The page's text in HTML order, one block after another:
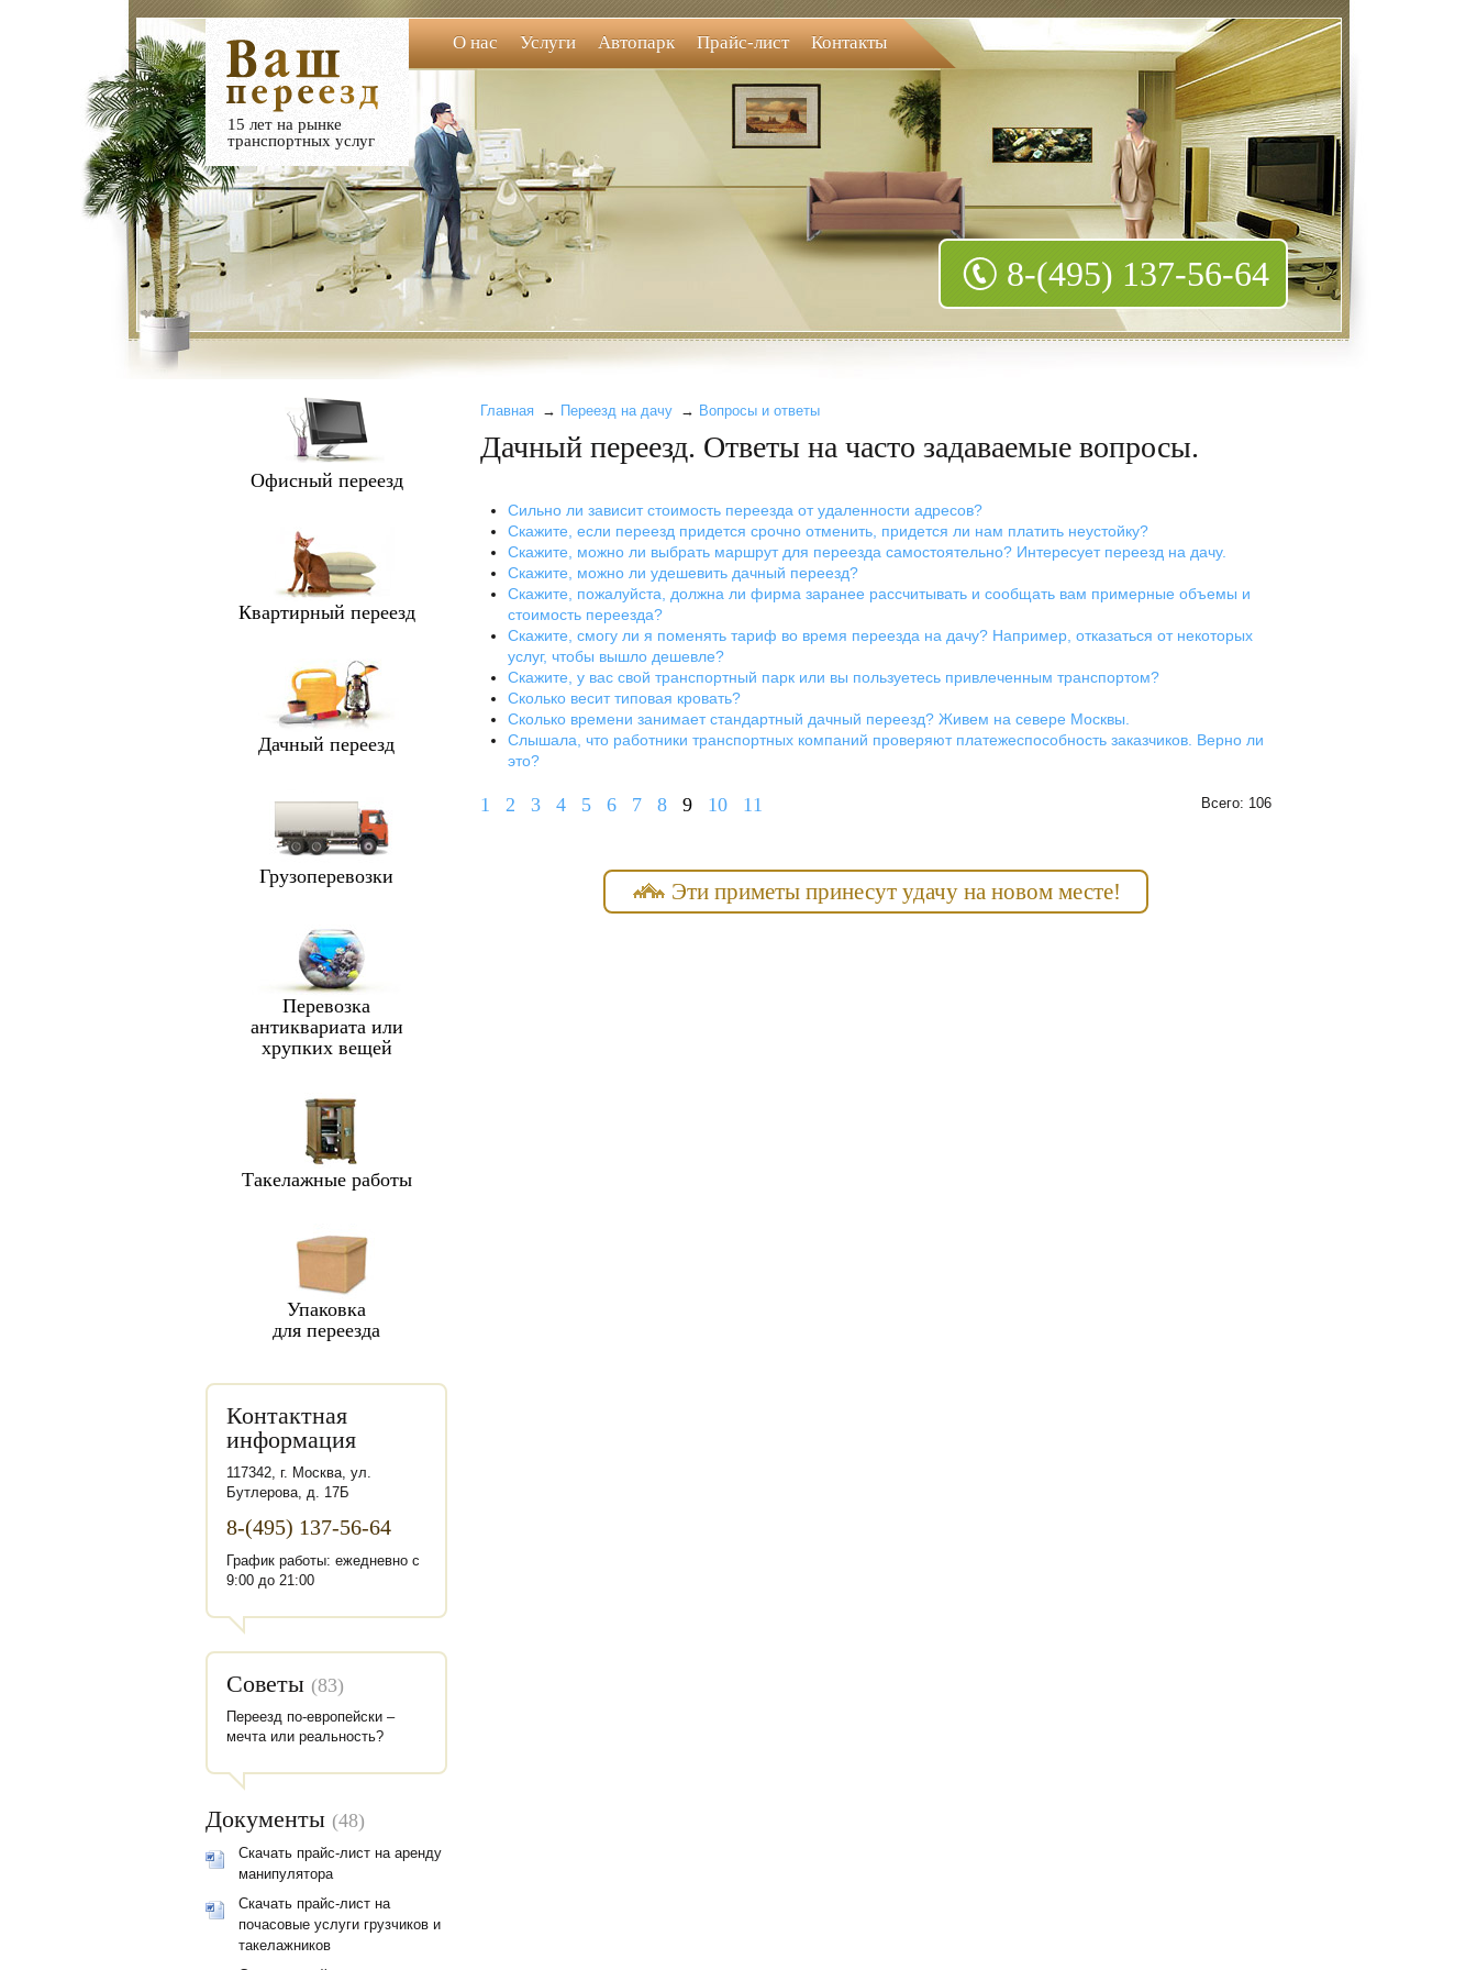
15 лет на рынке
транспортных услуг
О нас Услуги Автопарк Прайс-лист Контакты
8-(495) 137-56-64
Главная → Переезд на дачу → Вопросы и ответы
Дачный переезд. Ответы на часто задаваемые вопросы.
Сильно ли зависит стоимость переезда от удаленности адресов?
Скажите, если переезд придется срочно отменить, придется ли нам платить неустойку?
Скажите, можно ли выбрать маршрут для переезда самостоятельно? Интересует переезд на дачу.
Скажите, можно ли удешевить дачный переезд?
Скажите, пожалуйста, должна ли фирма заранее рассчитывать и сообщать вам примерные объемы и
стоимость переезда?
Скажите, смогу ли я поменять тариф во время переезда на дачу? Например, отказаться от некоторых
услуг, чтобы вышло дешевле?
Скажите, у вас свой транспортный парк или вы пользуетесь привлеченным транспортом?
Сколько весит типовая кровать?
Сколько времени занимает стандартный дачный переезд? Живем на севере Москвы.
Слышала, что работники транспортных компаний проверяют платежеспособность заказчиков. Верно ли
это?
Всего: 106
1 2 3 4 5 6 7 8 9 10 11
Эти приметы принесут удачу на новом месте!
Офисный переезд
Квартирный переезд
Дачный переезд
Грузоперевозки
Перевозка
антиквариата или
хрупких вещей
Такелажные работы
Упаковка
для переезда
Контактная
информация
117342, г. Москва, ул.
Бутлерова, д. 17Б
8-(495) 137-56-64
График работы: ежедневно с
9:00 до 21:00
Советы (83)
Переезд по-европейски –
мечта или реальность?
Документы (48)
Скачать прайс-лист на аренду
манипулятора
Скачать прайс-лист на
почасовые услуги грузчиков и
такелажников